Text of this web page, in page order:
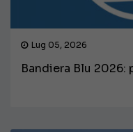
Lug 05, 2026
Bandiera Blu